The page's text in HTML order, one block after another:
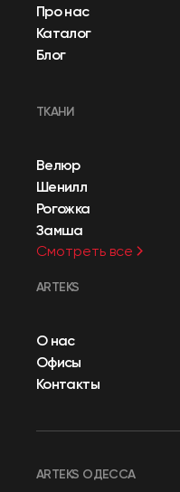
Про нас
Каталог
Блог
ТКАНИ
Велюр
Шенилл
Рогожка
Замша
Смотреть все
ARTEKS
О нас
Офисы
Контакты
ARTEKS ОДЕССА